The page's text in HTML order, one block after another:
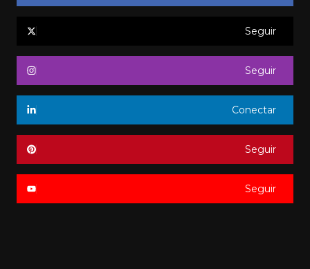
Seguir
Seguir
Conectar
Seguir
Seguir